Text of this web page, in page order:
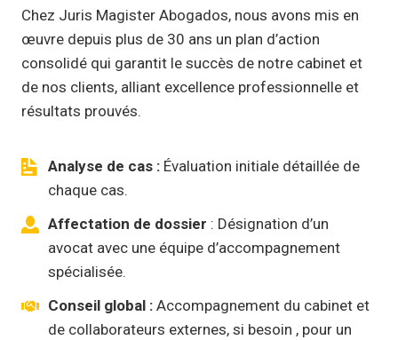
Chez Juris Magister Abogados, nous avons mis en
œuvre depuis plus de 30 ans un plan d’action
consolidé qui garantit le succès de notre cabinet et
de nos clients, alliant excellence professionnelle et
résultats prouvés.
Analyse de cas : Évaluation initiale détaillée de
chaque cas.
Affectation de dossier : Désignation d’un
avocat avec une équipe d’accompagnement
spécialisée.
Conseil global : Accompagnement du cabinet et
de collaborateurs externes, si besoin , pour un